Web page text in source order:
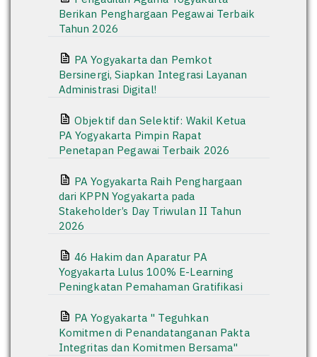
Berikan Penghargaan Pegawai Terbaik
Tahun 2026
PA Yogyakarta dan Pemkot
Bersinergi, Siapkan Integrasi Layanan
Administrasi Digital!
Objektif dan Selektif: Wakil Ketua
PA Yogyakarta Pimpin Rapat
Penetapan Pegawai Terbaik 2026
PA Yogyakarta Raih Penghargaan
dari KPPN Yogyakarta pada
Stakeholder’s Day Triwulan II Tahun
2026
46 Hakim dan Aparatur PA
Yogyakarta Lulus 100% E-Learning
Peningkatan Pemahaman Gratifikasi
PA Yogyakarta " Teguhkan
Komitmen di Penandatanganan Pakta
Integritas dan Komitmen Bersama"